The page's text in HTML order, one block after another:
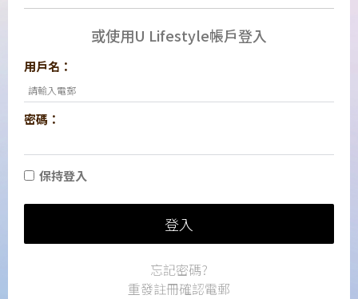
或使用U Lifestyle帳戶登入
用戶名：
密碼：
保持登入
登入
忘記密碼?
重發註冊確認電郵